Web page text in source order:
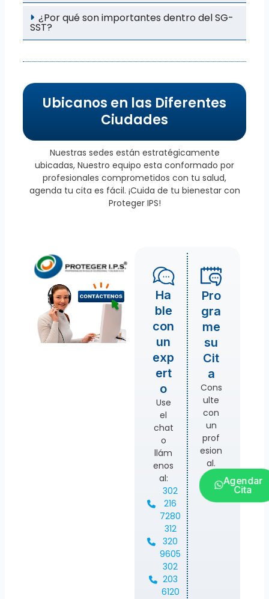
¿Por qué son importantes dentro del SG-
SST?
Ubicanos en las Diferentes
Ciudades
Nuestras sedes están estratégicamente
ubicadas, Nuestro equipo esta conformado por
profesionales comprometidos con tu salud,
agenda tu cita es fácil. ¡Cuida de tu bienestar con
Proteger IPS!
Ha
ble
con
un
exp
ert
o
Use
el
chat
o
llám
enos
al:
302
216
7280
312
320
9605
302
203
6120
Pro
gra
me
su
Cit
a
Cons
ulte
con
un
prof
esion
al.
Agendar
Cita